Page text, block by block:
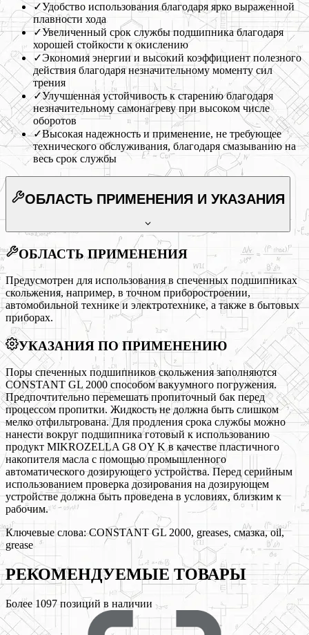
✓Удобство использования благодаря ярко выраженной
плавности хода
✓Увеличенный срок службы подшипника благодаря
хорошей стойкости к окислению
✓Экономия энергии и высокий коэффициент полезного
действия благодаря незначительному моменту сил
трения
✓Улучшенная устойчивость к старению благодаря
незначительному самонагреву при высоком числе
оборотов
✓Высокая надежность и применение, не требующее
технического обслуживания, благодаря смазыванию на
весь срок службы
ОБЛАСТЬ ПРИМЕНЕНИЯ И УКАЗАНИЯ
ОБЛАСТЬ ПРИМЕНЕНИЯ
Предусмотрен для использования в спеченных подшипниках
скольжения, например, в точном приборостроении,
автомобильной технике и электротехнике, а также в бытовых
приборах.
УКАЗАНИЯ ПО ПРИМЕНЕНИЮ
Поры спеченных подшипников скольжения заполняются
CONSTANT GL 2000 способом вакуумного погружения.
Предпочтительно перемешать пропиточный бак перед
процессом пропитки. Жидкость не должна быть слишком
мелко отфильтрована. Для продления срока службы можно
нанести вокруг подшипника готовый к использованию
продукт MIKROZELLA G8 OY K в качестве пластичного
накопителя масла с помощью промышленного
автоматического дозирующего устройства. Перед серийным
использованием проверка дозирования на дозирующем
устройстве должна быть проведена в условиях, близким к
рабочим.
Ключевые слова:CONSTANT GL 2000, greases, смазка, oil,
grease
РЕКОМЕНДУЕМЫЕ ТОВАРЫ
Более 1097позиций в наличии